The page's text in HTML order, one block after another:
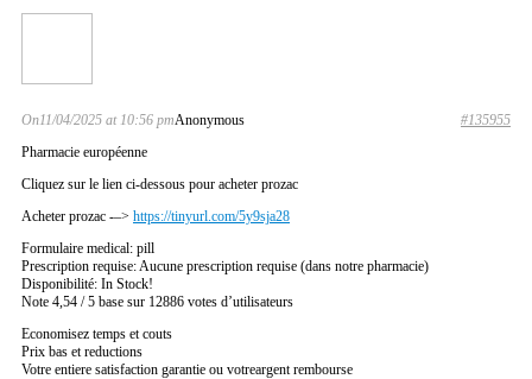
Anonymous
On11/04/2025 at 10:56 pm
#135955
Pharmacie européenne
Cliquez sur le lien ci-dessous pour acheter prozac
Acheter prozac -–> https://tinyurl.com/5y9sja28
Formulaire medical: pill
Prescription requise: Aucune prescription requise (dans notre pharmacie)
Disponibilité: In Stock!
Note 4,54 / 5 base sur 12886 votes d’utilisateurs
Economisez temps et couts
Prix bas et reductions
Votre entiere satisfaction garantie ou votreargent rembourse